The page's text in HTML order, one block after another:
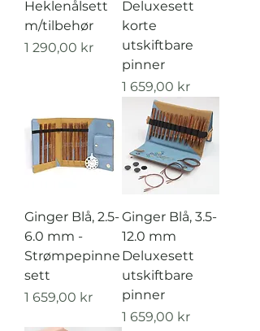
Heklenålsett
m/tilbehør
Pris
1 290,00 kr
Deluxesett
korte
utskiftbare
pinner
Pris
1 659,00 kr
Ginger Blå, 2.5-
6.0 mm -
Strømpepinne
sett
Pris
1 659,00 kr
Ginger Blå, 3.5-
12.0 mm
Deluxesett
utskiftbare
pinner
Pris
1 659,00 kr